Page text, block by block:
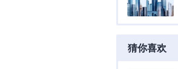
猜你喜欢